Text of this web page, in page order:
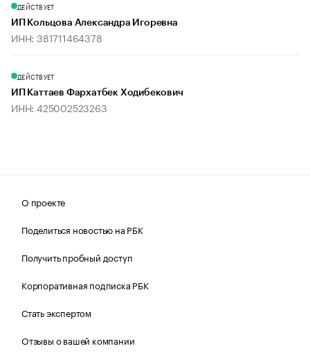
ДЕЙСТВУЕТ
ИП Кольцова Александра Игоревна
ИНН: 381711464378
ДЕЙСТВУЕТ
ИП Каттаев Фархатбек Ходибекович
ИНН: 425002523263
О проекте
Поделиться новостью на РБК
Получить пробный доступ
Корпоративная подписка РБК
Стать экспертом
Отзывы о вашей компании